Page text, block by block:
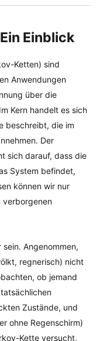
Einblick
Ketten) sind
Anwendungen
über die
Kern handelt es sich
beschreibt, die im
Der
sich darauf, dass die
System befindet,
können wir nur
verborgenen
Angenommen,
regnerisch) nicht
ob jemand
Zustände, und
ohne Regenschirm)
Kette versucht,